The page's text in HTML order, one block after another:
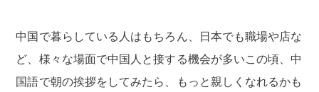
中国で暮らしている人はもちろん、日本でも職場や店な
ど、様々な場面で中国人と接する機会が多いこの頃、中
国語で朝の挨拶をしてみたら、もっと親しくなれるかも